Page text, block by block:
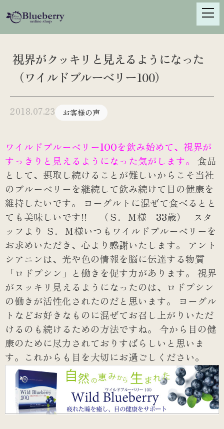
視界がクッキリと見えるようになった
（ワイルドブルーベリー100）
2018.07.23 お客様の声
ワイルドブルーベリー100を飲み始めて、視界が
すっきりと見えるようになった気がします。
食品
として、摂取し続けることが難しいからこそ当社
のブルーベリーを継続して飲み続けて目の健康を
維持したいです。
ヨーグルトに混ぜて食べるとと
ても美味しいです!!
（Ｓ．Ｍ様 33歳）
スタ
ッフより
Ｓ．Ｍ様いつもワイルドブルーベリーを
お求めいただき、心より感謝いたします。
アント
シアニンは、光や色の情報を脳に伝達する物質
「ロドプシン」と働きを促す力があります。
視界
がスッキリ見えるようになったのは、ロドプシン
の働きが活性化されたのだと思います。
ヨーグル
トなどお好きなものに混ぜてお召し上がりいただ
けるのも続けるための方法ですね。
今から目の健
康のために尽力されておりすばらしいと思いま
す。これからも目を大切にお過ごしください。